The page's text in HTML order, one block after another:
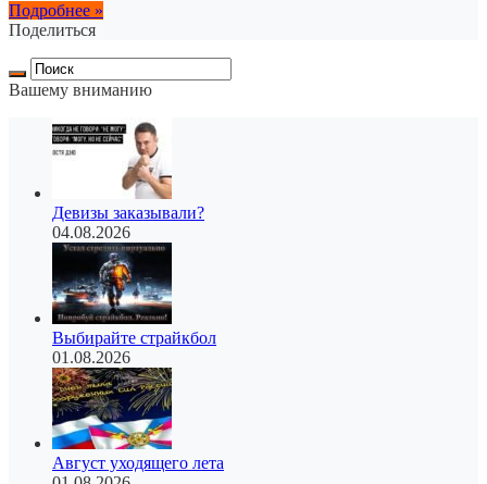
Подробнее »
Поделиться
Вашему вниманию
Девизы заказывали?
04.08.2026
Выбирайте страйкбол
01.08.2026
Август уходящего лета